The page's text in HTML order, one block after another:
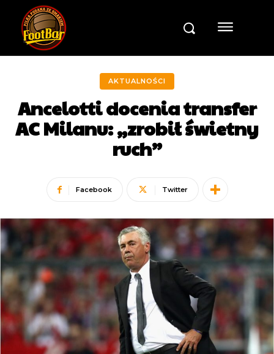
AKTUALNOŚCI
Ancelotti docenia transfer
AC Milanu: „zrobił świetny
ruch”
Facebook Twitter